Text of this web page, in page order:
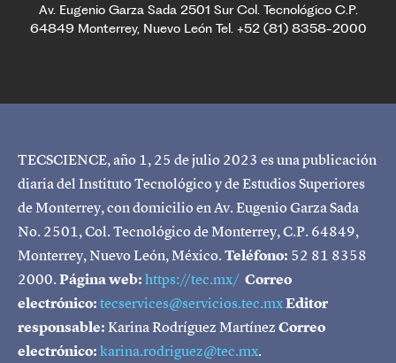
Av. Eugenio Garza Sada 2501 Sur Col. Tecnológico C.P.
64849 Monterrey, Nuevo León Tel. +52 (81) 8358-2000
TECSCIENCE, año 1, 25 de julio 2023 es una publicación
diaria del Instituto Tecnológico y de Estudios Superiores
de Monterrey, con domicilio en Av. Eugenio Garza Sada
No. 2501, Col. Tecnológico de Monterrey, C.P. 64849,
Monterrey, Nuevo León, México.Teléfono: 52 81 8358
2000.Página web:https://tec.mx/ Correo
electrónico:tecservices@servicios.tec.mxEditor
responsable:Karina Rodríguez MartínezCorreo
electrónico:karina.rodriguez@tec.mx.